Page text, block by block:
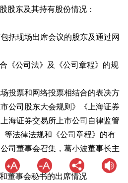
东及其持有股份情况：
现场出席会议的股东及通过网
公司法》及《公司章程》的规
票和网络投票相结合的表决方
公司股东大会规则》《上海证券
海证券交易所上市公司自律监管
法律法规和《公司章程》的有
司董事会召集，葛小波董事长主
事会秘书的出席情况